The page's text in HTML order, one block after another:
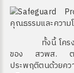
ทั้งนี้ โครงการ
ของ สวพส. ตระ
ประพฤติตนด้วยค